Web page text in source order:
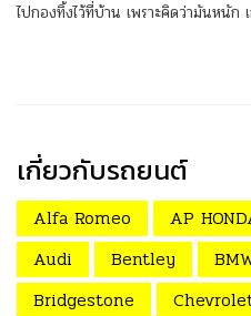
ไปกองทิ้งไว้ที่บ้าน เพราะคิดว่ามันหนัก
เกี่ยวกับรถยนต์
Alfa Romeo AP
Audi
Bentley
Bridgestone